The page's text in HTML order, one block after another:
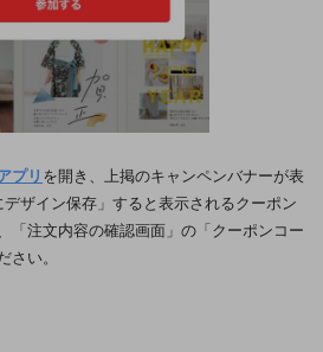
プリ を開き、上掲のキャンペンバナーが表
ザイン保存」すると表示されるクーポン
「注文内容の確認画面」の「クーポンコー
さい。